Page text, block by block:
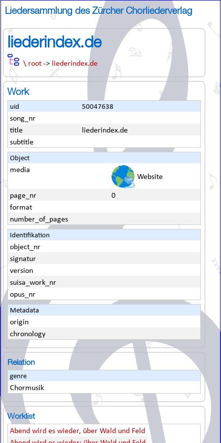
Liedersammlung des Zürcher Chorliederverlag
liederindex.de
\ root -> liederindex.de
Work
uid 50047638
song_nr
title
liederindex.de
subtitle
Object
media
Website
page_nr
0
format
number_of_pages
Identifikation
object_nr
signatur
version
suisa_work_nr
opus_nr
Metadata
origin
chronology
Relation
genre
Chormusik
Worklist
Abend wird es wieder, über Wald und Feld